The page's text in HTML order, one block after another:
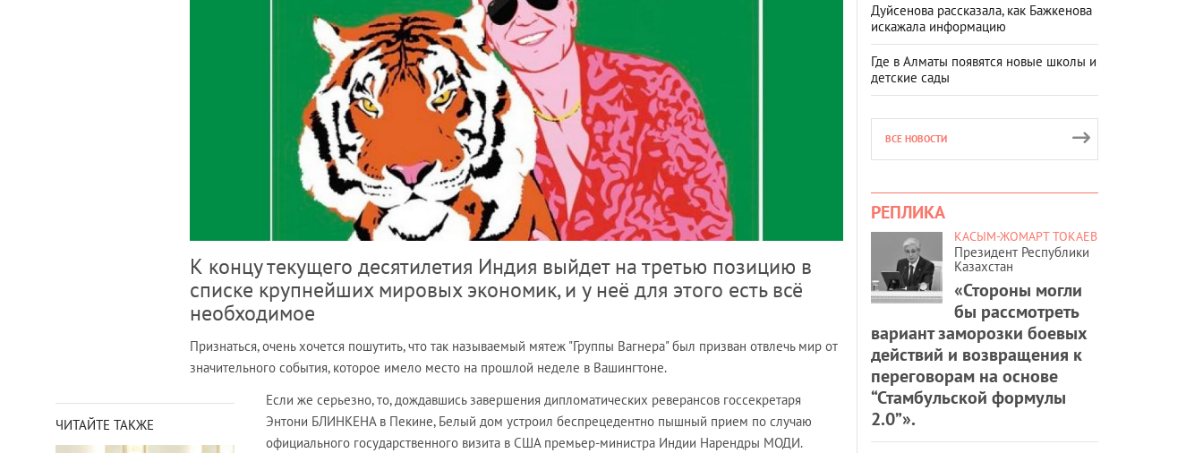
К концу текущего десятилетия Индия выйдет на третью позицию в
списке крупнейших мировых экономик, и у неё для этого есть всё
необходимое
Признаться, очень хочется пошутить, что так называемый мятеж "Группы Вагнера" был призван отвлечь мир от
значительного события, которое имело место на прошлой неделе в Вашингтоне.
ЧИТАЙТЕ ТАКЖЕ
Если же серьезно, то, дождавшись завершения дипломатических реверансов госсекретаря
Энтони БЛИНКЕНА в Пекине, Белый дом устроил беспрецедентно пышный прием по случаю
официального государственного визита в США премьер-министра Индии Нарендры МОДИ.
Дуйсенова рассказала, как Бажкенова
искажала информацию
Где в Алматы появятся новые школы и
детские сады
ВСЕ НОВОСТИ
РЕПЛИКА
КАСЫМ-ЖОМАРТ ТОКАЕВ
Президент Республики
Казахстан
«Стороны могли
бы рассмотреть
вариант заморозки боевых
действий и возвращения к
переговорам на основе
“Стамбульской формулы
2.0”».